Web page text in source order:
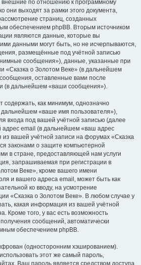
внешние по отношению к программному
они выходят за рамки этого документа,
страниц, созданных
обеспечением phpBB. Вторым источником
являются данные, которые вы
данными могут быть, но не исчерпываются,
размещённые под учётной записью
сообщения»), данные, указанные при
«Сказка о Золотом Веке» (в дальнейшем
оставленные вами после
(в дальнейшем «ваши сообщения»).
содержать, как минимум, однозначно
«ваше имя пользователя»),
входа под вашей учётной записью (далее
email (в дальнейшем «ваш адрес
вашей учётной записи на форумах «Сказка
законами о защите компьютерной
в стране, предоставляющей нам услуги
запрашиваемая при регистрации в
Веке», кроме вашего имени
и вашего адреса email, может быть как
ко вводу, на усмотрение
«Сказка о Золотом Веке». В любом случае у
какая информация из вашей учётной
Кроме того, у вас есть возможность
получения сообщений, автоматически
обеспечением phpBB.
(односторонним хэшированием).
этот же самый пароль,
Ваш пароль является средством доступа